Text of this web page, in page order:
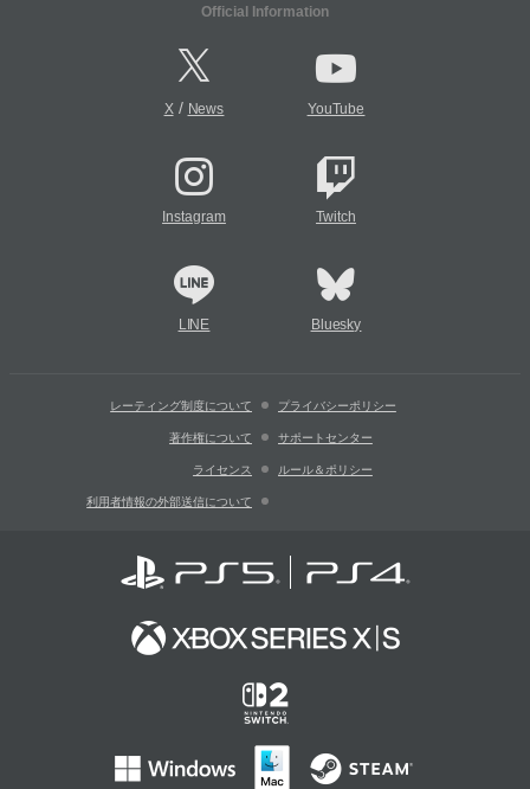
Official Information
X/ News YouTube
Instagram Twitch
LINE Bluesky
レーティング制度について プライバシーポリシー
著作権について サポートセンター
ライセンス ルール＆ポリシー
利用者情報の外部送信について